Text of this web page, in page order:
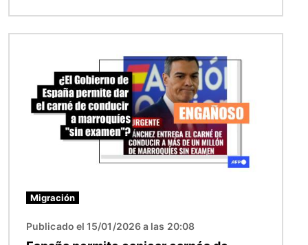
Migración
Publicado el 15/01/2026 a las 20:08